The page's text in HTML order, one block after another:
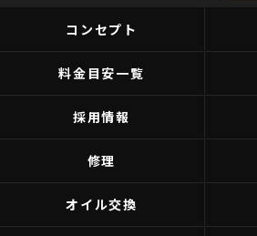
コンセプト
料金目安一覧
採用情報
修理
オイル交換